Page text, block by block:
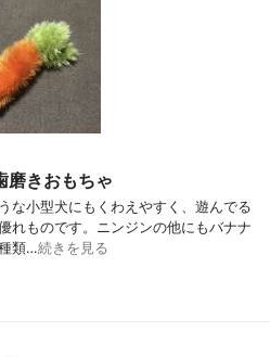
磨きおもちゃ
な小型犬にもくわえやすく、遊んでる
れものです。ニンジンの他にもバナナ
類…続きを見る